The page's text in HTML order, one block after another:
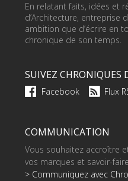
En relatant faits, idées et
d’Architecture, entreprise
ambition que d’écrire en
chronique de son temps.
SUIVEZ CHRONIQUES
Facebook Flux
COMMUNICATION
Vous souhaitez accroître
vos marques et savoir-
> Communiquez avec